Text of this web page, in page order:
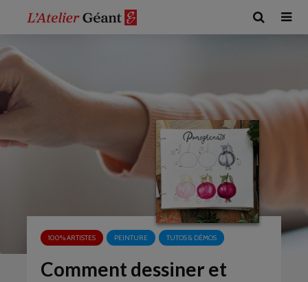
100% ARTISTES PEINTURE TUTOS & DÉMOS
Comment dessiner et